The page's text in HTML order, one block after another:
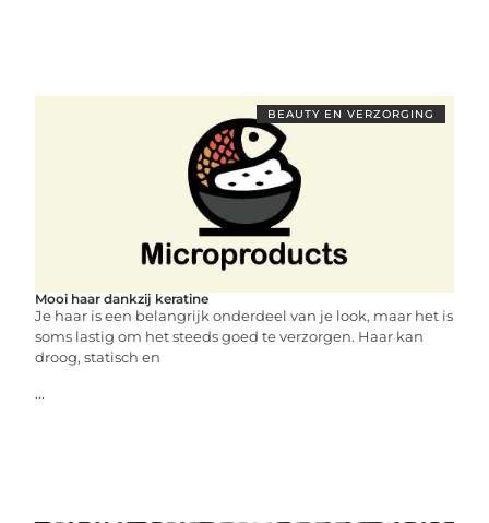
BEAUTY EN VERZORGING
Mooi haar dankzij keratine
Je haar is een belangrijk onderdeel van je look, maar het is
soms lastig om het steeds goed te verzorgen. Haar kan
droog, statisch en
...